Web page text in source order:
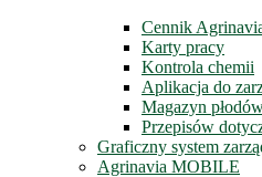
Cennik
Karty pracy
Kontrola chemii
Aplikacja do
Magazyn
Przepisów
Graficzny system
Agrinavia MOBILE